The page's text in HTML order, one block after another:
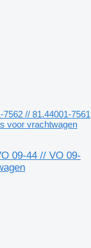
7562 // 81.44001-7561
voor vrachtwagen
09-44 // VO 09-